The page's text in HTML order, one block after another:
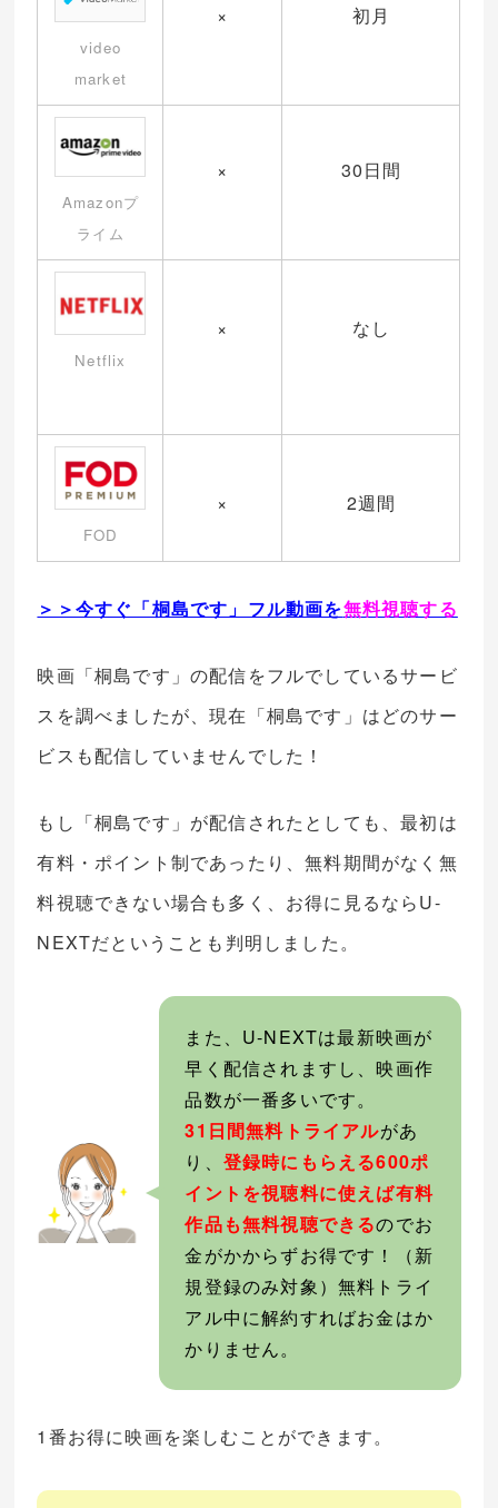
video
market
× 初月
Amazonプ
ライム
× 30日間
Netflix
× なし
FOD
× 2週間
＞＞今すぐ「桐島です」フル動画を無料視聴する
映画「桐島です」の配信をフルでしているサービ
スを調べましたが、現在「桐島です」はどのサー
ビスも配信していませんでした！
もし「桐島です」が配信されたとしても、最初は
有料・ポイント制であったり、無料期間がなく無
料視聴できない場合も多く、お得に見るならU-
NEXTだということも判明しました。
また、U-NEXTは最新映画が
早く配信されますし、映画作
品数が一番多いです。
31日間無料トライアルがあ
り、 登録時にもらえる600ポ
イントを視聴料に使えば有料
作品も無料視聴できるのでお
金がかからずお得です！（新
規登録のみ対象）無料トライ
アル中に解約すればお金はか
かりません。
1番お得に映画を楽しむことができます。